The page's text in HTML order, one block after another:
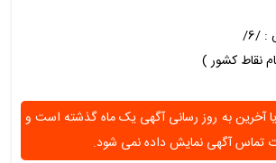
/6/
نقاط کشور )
آخرین به روز رسانی آگهی یک ماه گذشته است و
تماس آگهی نمایش داده نمی شود.